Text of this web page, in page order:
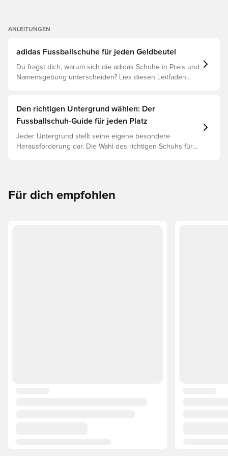
ANLEITUNGEN
adidas Fussballschuhe für jeden Geldbeutel
Du fragst dich, warum sich die adidas Schuhe in Preis und
Namensgebung unterscheiden? Lies diesen Leitfaden
Den richtigen Untergrund wählen: Der
Fussballschuh-Guide für jeden Platz
Jeder Untergrund stellt seine eigene besondere
Herausforderung dar. Die Wahl des richtigen Schuhs für
verschiedenen Untergründe sind.
Für dich empfohlen